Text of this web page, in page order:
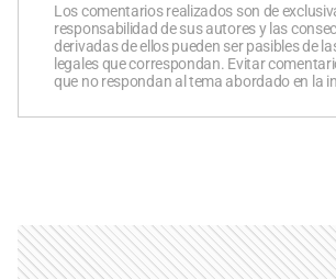
Los comentarios realizados son de
responsabilidad de sus autores y las
derivadas de ellos pueden ser pasibles de
legales que correspondan. Evitar
que no respondan al tema abordado en la